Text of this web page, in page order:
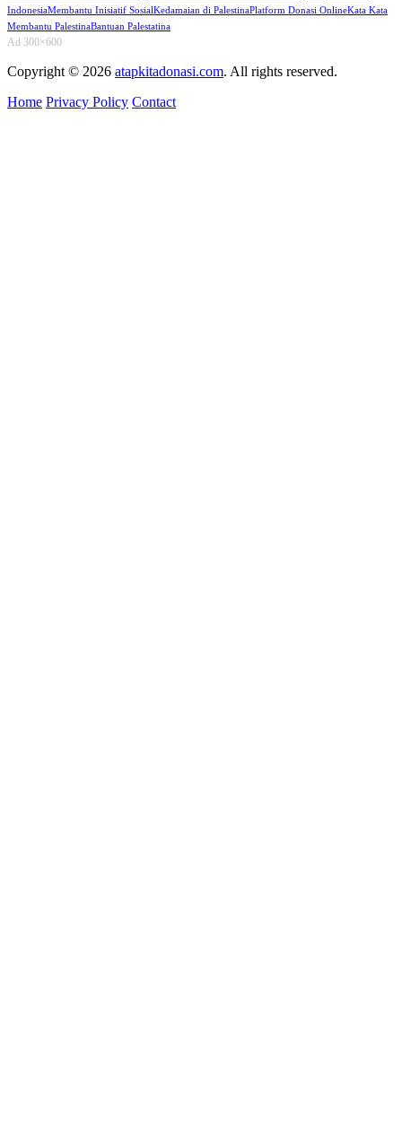
IndonesiaMembantu Inisiatif SosialKedamaian di PalestinaPlatform Donasi OnlineKata Kata
Membantu PalestinaBantuan Palestatina
Ad 300×600
Copyright © 2026 atapkitadonasi.com. All rights reserved.
Home Privacy Policy Contact